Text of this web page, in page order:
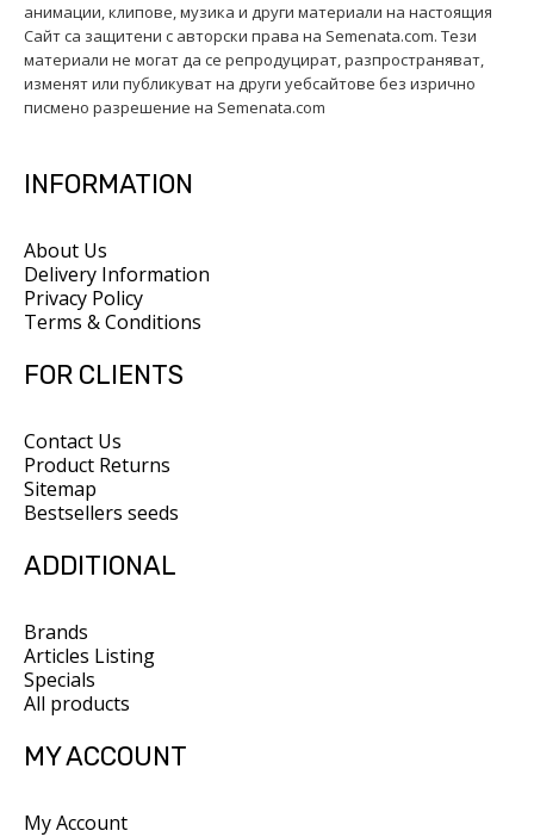
анимации, клипове, музика и други материали на настоящия
Сайт са защитени с авторски права на Semenata.com. Тези
материали не могат да се репродуцират, разпространяват,
изменят или публикуват на други уебсайтове без изрично
писмено разрешение на Semenata.com
INFORMATION
About Us
Delivery Information
Privacy Policy
Terms & Conditions
FOR CLIENTS
Contact Us
Product Returns
Sitemap
Bestsellers seeds
ADDITIONAL
Brands
Articles Listing
Specials
All products
MY ACCOUNT
My Account